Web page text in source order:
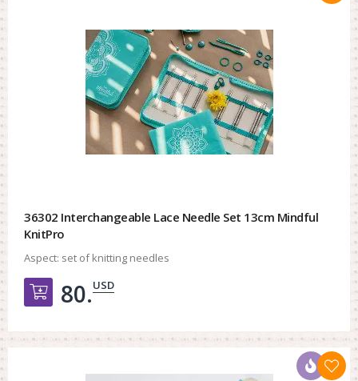
36302 Interchangeable Lace Needle Set 13cm Mindful
KnitPro
Aspect: set of knitting needles
Добавить в корзину
80.USD